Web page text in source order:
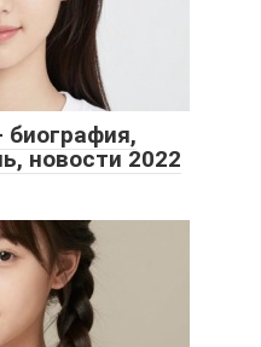
биография,
новости 2022